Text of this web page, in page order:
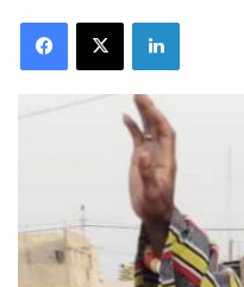
FacebookX Linkedin